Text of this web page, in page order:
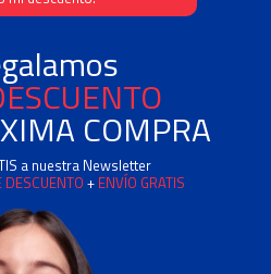
COMPRA
a nuestra Newsletter
DESCUENTO + ENVÍO GRATIS